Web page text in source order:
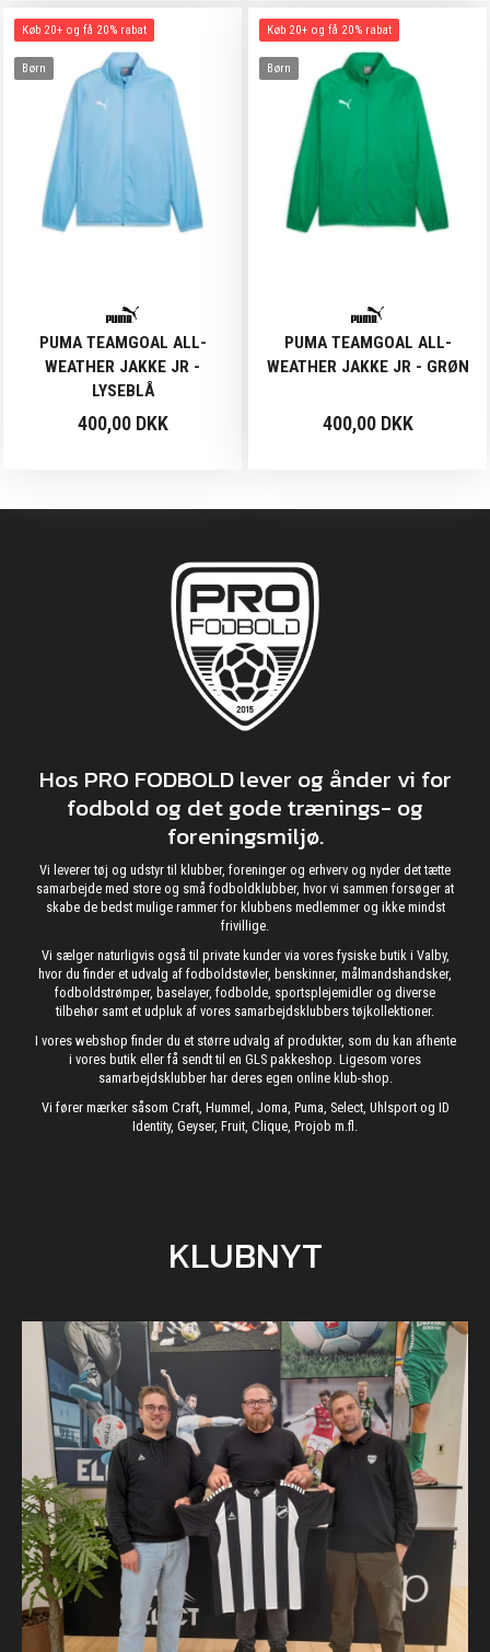
Køb 20+ og få 20% rabat
Børn
PUMA TEAMGOAL ALL-
WEATHER JAKKE JR -
LYSEBLÅ
400,00 DKK
Køb 20+ og få 20% rabat
Børn
PUMA TEAMGOAL ALL-
WEATHER JAKKE JR - GRØN
400,00 DKK
Hos PRO FODBOLD lever og ånder vi for
fodbold og det gode trænings- og
foreningsmiljø.
Vi leverer tøj og udstyr til klubber, foreninger og erhverv og nyder det tætte
samarbejde med store og små fodboldklubber, hvor vi sammen forsøger at
skabe de bedst mulige rammer for klubbens medlemmer og ikke mindst
frivillige.
Vi sælger naturligvis også til private kunder via vores fysiske butik i Valby,
hvor du finder et udvalg af fodboldstøvler, benskinner, målmandshandsker,
fodboldstrømper, baselayer, fodbolde, sportsplejemidler og diverse
tilbehør samt et udpluk af vores samarbejdsklubbers tøjkollektioner.
I vores webshop finder du et større udvalg af produkter, som du kan afhente
i vores butik eller få sendt til en GLS pakkeshop. Ligesom vores
samarbejdsklubber har deres egen online klub-shop.
Vi fører mærker såsom Craft, Hummel, Joma, Puma, Select, Uhlsport og ID
Identity, Geyser, Fruit, Clique, Projob m.fl.
KLUBNYT